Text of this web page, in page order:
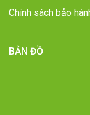
Chính sách bảo
BẢN ĐỒ